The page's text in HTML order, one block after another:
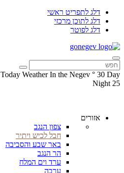
דלג לתפריט ראשי
דלג לתוכן מרכזי
דלג לפוטר
Today Weather In the Negev ° 30 Day
25
Night
Facebook
Instagramאזורים
צפון הנגב
חבל לכיש ויתיר
באר שבע והסביבה
הר הנגב
ערד וים המלח
ערבה